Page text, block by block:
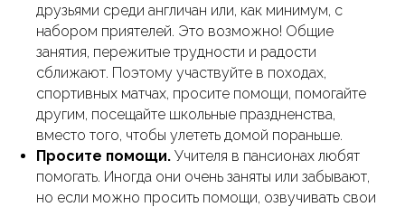
друзьями среди англичан или, как минимум, с
набором приятелей. Это возможно! Общие
занятия, пережитые трудности и радости
сближают. Поэтому участвуйте в походах,
спортивных матчах, просите помощи, помогайте
другим, посещайте школьные праздненства,
вместо того, чтобы улететь домой пораньше.
Просите помощи. Учителя в пансионах любят
помогать. Иногда они очень заняты или забывают,
но если можно просить помощи, озвучивать свои